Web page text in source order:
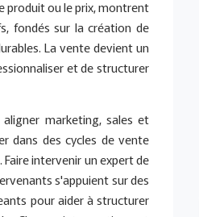
produit ou le prix, montrent
fondés sur la création de
La vente devient un
et de structurer
marketing, sales et
dans des cycles de vente
intervenir un expert de
s'appuient sur des
pour aider à structurer